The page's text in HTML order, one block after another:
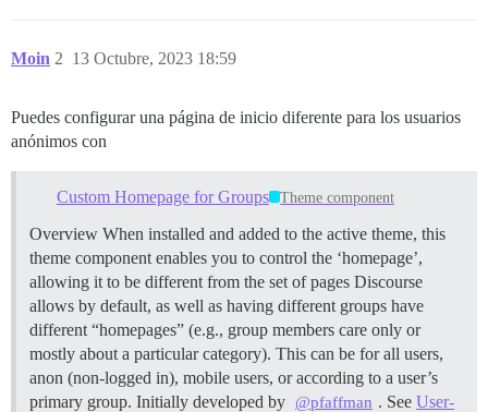
Moin 13 Octubre, 2023 18:59
2
Puedes configurar una página de inicio diferente para los usuarios
anónimos con
Custom Homepage for Groups Theme component
Overview When installed and added to the active theme, this
theme component enables you to control the ‘homepage’,
allowing it to be different from the set of pages Discourse
allows by default, as well as having different groups have
different “homepages” (e.g., group members care only or
mostly about a particular category). This can be for all users,
anon (non-logged in), mobile users, or according to a user’s
primary group. Initially developed by @pfaffman . SeeUser-